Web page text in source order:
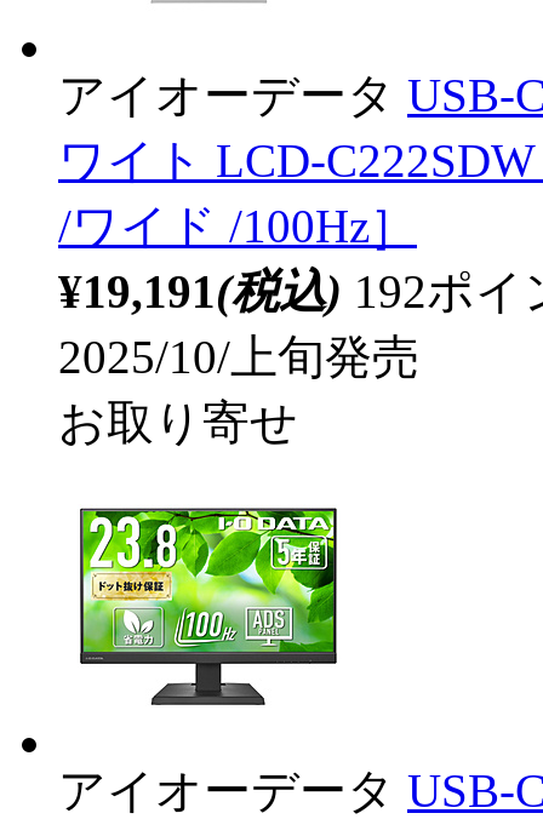
アイオーデータ USB-
ワイト LCD-
/ワイド /100Hz］
¥19,191(税込) 192ポ
2025/10/上旬発売
お取り寄せ
アイオーデータ USB-